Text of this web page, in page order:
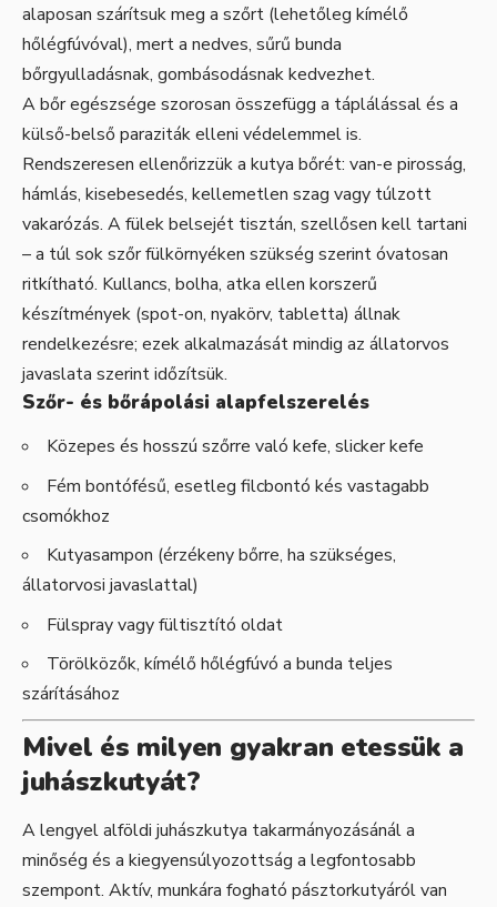
alaposan szárítsuk meg a szőrt (lehetőleg kímélő
hőlégfúvóval), mert a nedves, sűrű bunda
bőrgyulladásnak, gombásodásnak kedvezhet.
A bőr egészsége szorosan összefügg a táplálással és a
külső-belső paraziták elleni védelemmel is.
Rendszeresen ellenőrizzük a kutya bőrét: van-e pirosság,
hámlás, kisebesedés, kellemetlen szag vagy túlzott
vakarózás. A fülek belsejét tisztán, szellősen kell tartani
– a túl sok szőr fülkörnyéken szükség szerint óvatosan
ritkítható. Kullancs, bolha, atka ellen korszerű
készítmények (spot-on, nyakörv, tabletta) állnak
rendelkezésre; ezek alkalmazását mindig az állatorvos
javaslata szerint időzítsük.
Szőr- és bőrápolási alapfelszerelés
Közepes és hosszú szőrre való kefe, slicker kefe
Fém bontófésű, esetleg filcbontó kés vastagabb
csomókhoz
Kutyasampon (érzékeny bőrre, ha szükséges,
állatorvosi javaslattal)
Fülspray vagy fültisztító oldat
Törölközők, kímélő hőlégfúvó a bunda teljes
szárításához
Mivel és milyen gyakran etessük a
juhászkutyát?
A lengyel alföldi juhászkutya takarmányozásánál a
minőség és a kiegyensúlyozottság a legfontosabb
szempont. Aktív, munkára fogható pásztorkutyáról van